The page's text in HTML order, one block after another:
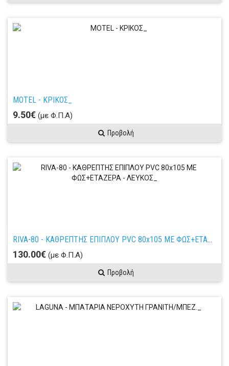
MOTEL - ΚΡΙΚΟΣ_
9.50€ (με Φ.Π.Α)
Προβολή
130.00€ (με Φ.Π.Α)
Προβολή